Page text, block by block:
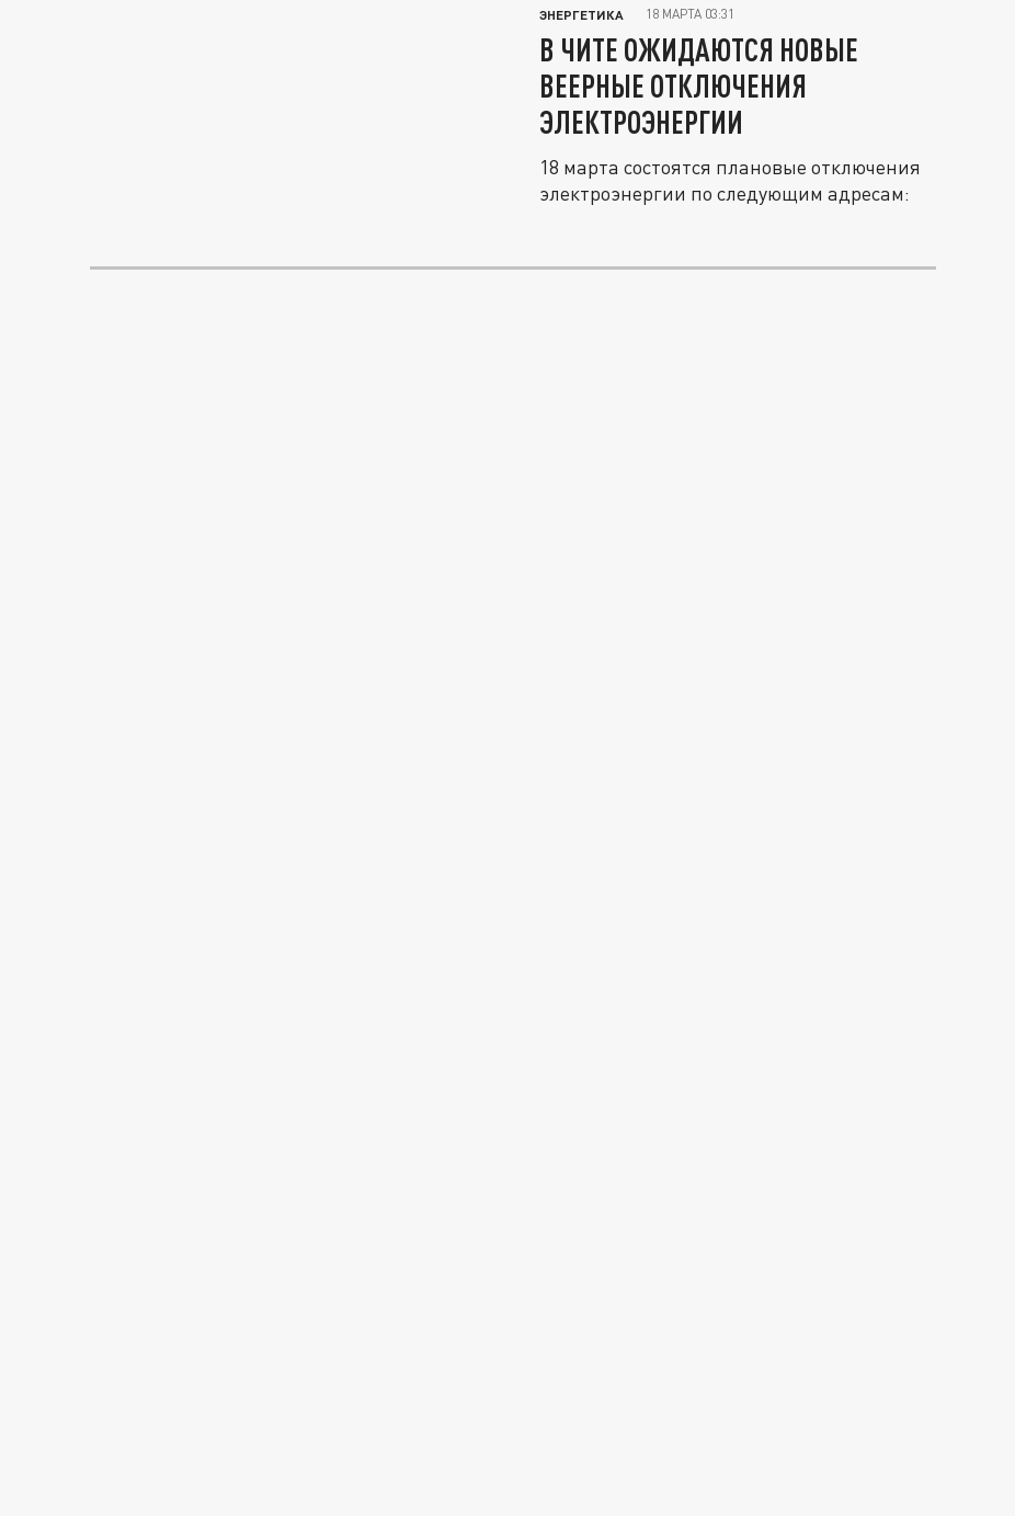
ЭНЕРГЕТИКА 18 МАРТА 03:31
В ЧИТЕ ОЖИДАЮТСЯ НОВЫЕ
ВЕЕРНЫЕ ОТКЛЮЧЕНИЯ
ЭЛЕКТРОЭНЕРГИИ
18 марта состоятся плановые отключения
электроэнергии по следующим адресам: